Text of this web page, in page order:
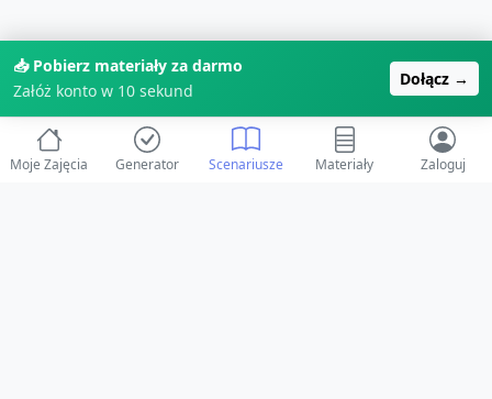
📥 Pobierz materiały za darmo
Załóż konto w 10 sekund
Dołącz →
Moje Zajęcia Generator Scenariusze Materiały Zaloguj